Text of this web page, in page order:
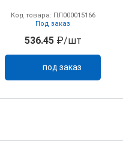
Код товара: ПЛ000015166
Под заказ
536.45₽/шт
под заказ